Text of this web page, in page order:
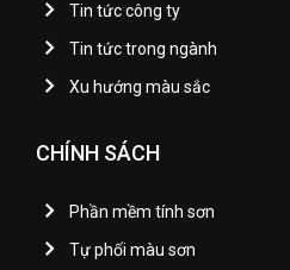
Tin tức công ty
Tin tức trong ngành
Xu hướng màu sắc
CHÍNH SÁCH
Phần mềm tính sơn
Tự phối màu sơn